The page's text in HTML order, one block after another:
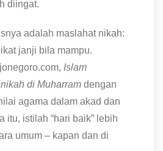
diingat.
adalah maslahat nikah:
janji bila mampu.
Islam
di Muharram dengan
agama dalam akad dan
itu, istilah “hari baik” lebih
umum – kapan dan di